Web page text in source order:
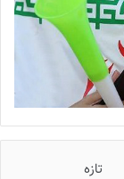
تازه